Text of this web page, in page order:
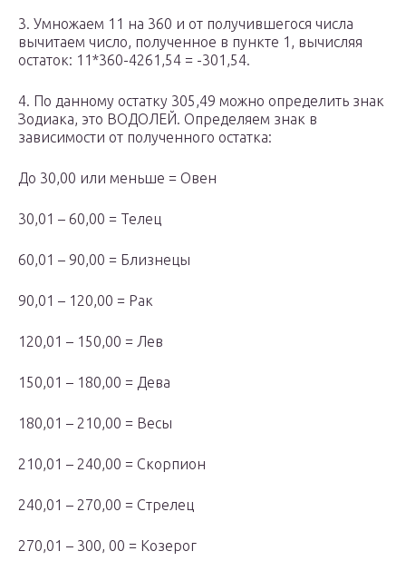
3. Умножаем 11 на 360 и от получившегося числа
вычитаем число, полученное в пункте 1, вычисляя
остаток: 11*360-4261,54 = -301,54.
4. По данному остатку 305,49 можно определить знак
Зодиака, это ВОДОЛЕЙ. Определяем знак в
зависимости от полученного остатка:
До 30,00 или меньше = Овен
30,01 – 60,00 = Телец
60,01 – 90,00 = Близнецы
90,01 – 120,00 = Рак
120,01 – 150,00 = Лев
150,01 – 180,00 = Дева
180,01 – 210,00 = Весы
210,01 – 240,00 = Скорпион
240,01 – 270,00 = Стрелец
270,01 – 300, 00 = Козерог